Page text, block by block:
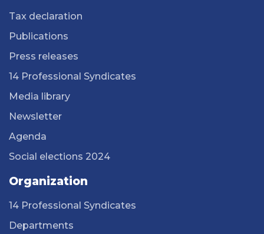
Tax declaration
Publications
Press releases
14 Professional Syndicates
Media library
Newsletter
Agenda
Social elections 2024
Organization
14 Professional Syndicates
Departments